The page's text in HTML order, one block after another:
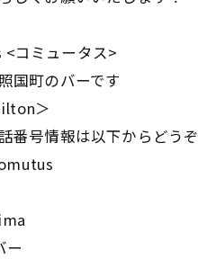
コミュータス>
国町のバーです
＞
番号情報は以下からどうぞ
ー